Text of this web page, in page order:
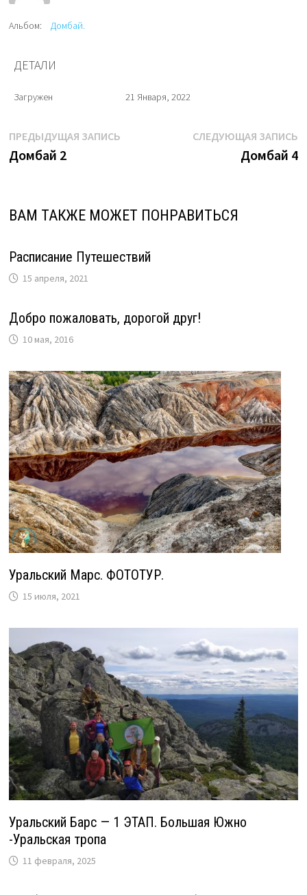
Альбом: Домбай.
ДЕТАЛИ
Загружен 21 Января, 2022
Навигация
по
ПРЕДЫДУЩАЯ ЗАПИСЬПредыдущая
Домбай 2
СЛЕДУЮЩАЯ ЗАПИСЬ
Домбай 4
ВАМ ТАКЖЕ МОЖЕТ ПОНРАВИТЬСЯ
Расписание Путешествий
15 апреля, 2021
Добро пожаловать, дорогой друг!
10 мая, 2016
Уральский Марс. ФОТОТУР.
15 июля, 2021
Уральский Барс — 1 ЭТАП. Большая Южно
-Уральская тропа
11 февраля, 2025